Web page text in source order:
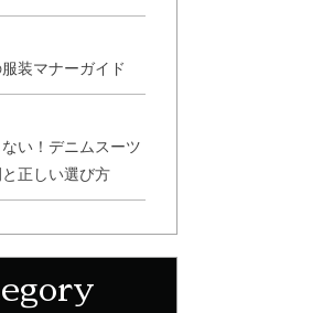
装マナーガイド
い！デニムスーツ
正しい選び方